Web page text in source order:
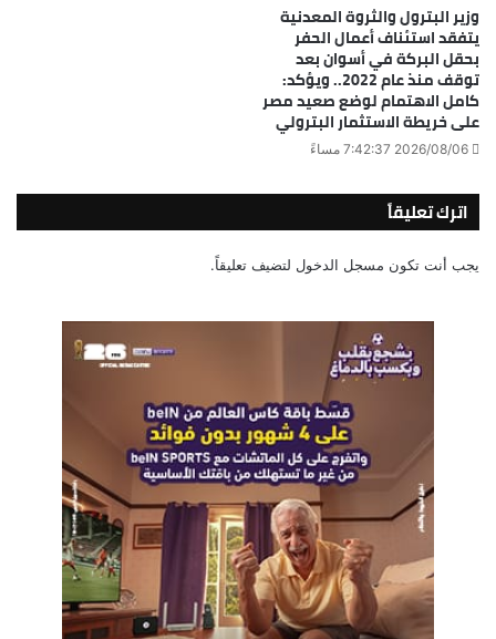
وزير البترول والثروة المعدنية
يتفقد استئناف أعمال الحفر
بحقل البركة في أسوان بعد
توقف منذ عام 2022.. ويؤكد:
كامل الاهتمام لوضع صعيد مصر
على خريطة الاستثمار البترولي
2026/08/06 7:42:37 مساءً
اترك تعليقاً
يجب أنت تكون مسجل الدخول لتضيف تعليقاً.